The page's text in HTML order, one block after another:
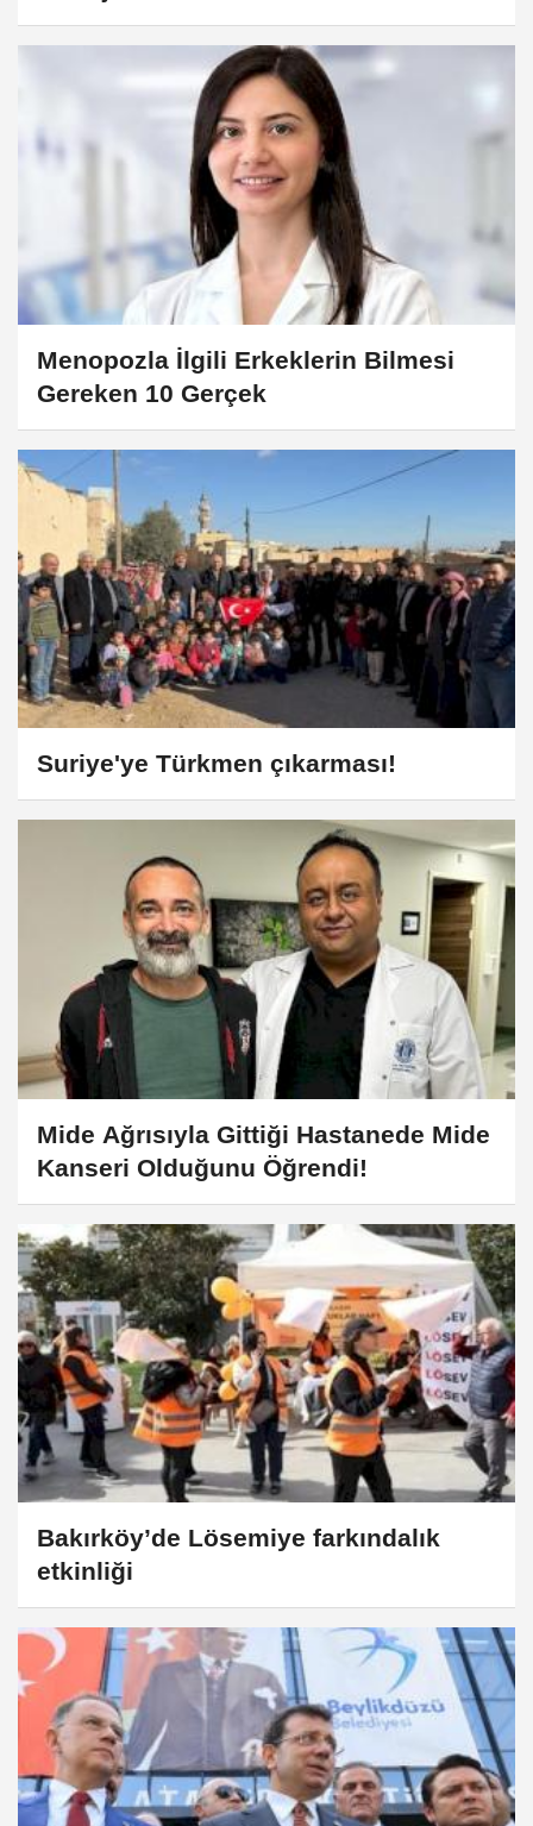
Menopozla İlgili Erkeklerin Bilmesi
Gereken 10 Gerçek
Suriye'ye Türkmen çıkarması!
Mide Ağrısıyla Gittiği Hastanede Mide
Kanseri Olduğunu Öğrendi!
Bakırköy’de Lösemiye farkındalık
etkinliği